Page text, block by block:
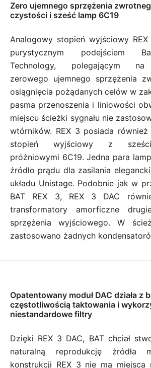
Zero ujemnego sprzężenia
czystości i sześć lamp 6C19
Analogowy stopień wyjściowy
purystycznym podejściem
Technology, polegającym na
zerowego ujemnego sprzężenia
osiągnięcia pożądanych celów w
pasma przenoszenia i liniowości
miejscu ścieżki sygnału nie
wtórników. REX 3 posiada
stopień wyjściowy z
próżniowymi 6C19. Jedna para
źródło prądu dla zasilania
układu Unistage. Podobnie jak w
BAT REX 3, REX 3 DAC
transformatory amorficzne
sprzężenia wyjściowego. W
zastosowano żadnych
Opatentowany moduł DAC działa z
częstotliwością taktowania i
niestandardowe filtry
Dzięki REX 3 DAC, BAT chciał
naturalną reprodukcję źródła
konstrukcji REX 3 nie ma miejsca